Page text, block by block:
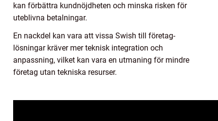
kan förbättra kundnöjdheten och minska risken för
uteblivna betalningar.
En nackdel kan vara att vissa Swish till företag-
lösningar kräver mer teknisk integration och
anpassning, vilket kan vara en utmaning för mindre
företag utan tekniska resurser.